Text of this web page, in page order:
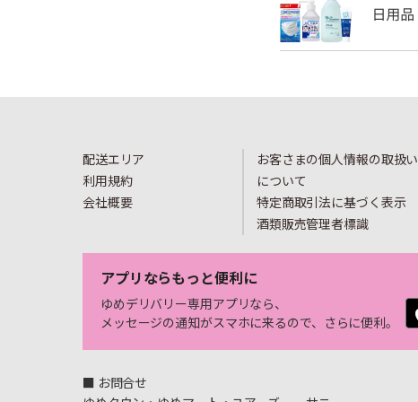
配送エリア
利用規約
会社概要
お客さまの個人情報の取扱い
について
特定商取引法に基づく表示
酒類販売管理者標識
アプリならもっと便利に
ゆめデリバリー専用アプリなら、
メッセージの通知がスマホに来るので、さらに便利。
■ お問合せ